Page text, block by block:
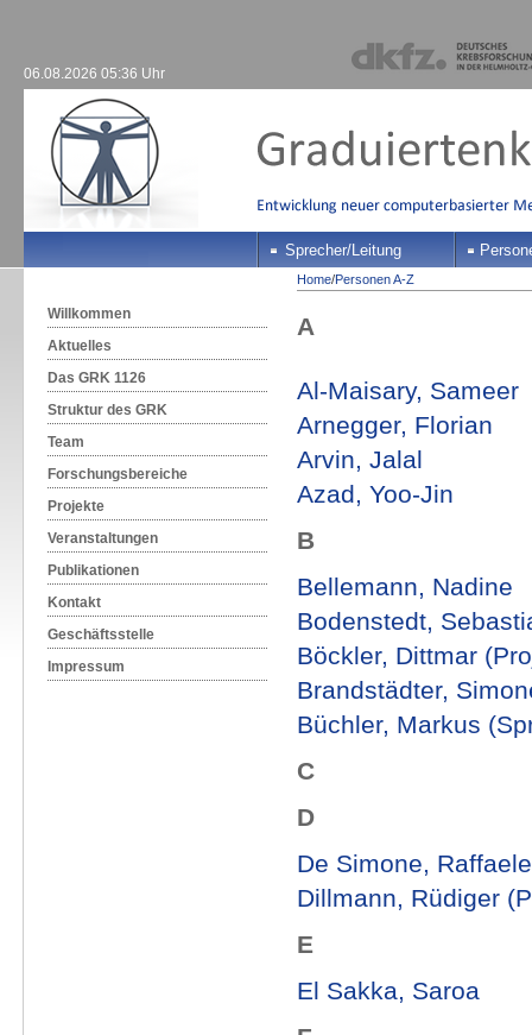
06.08.2026 05:36 Uhr
Sprecher/Leitung
Willkommen
Aktuelles
Das GRK 1126
Struktur des GRK
Team
Forschungsbereiche
Projekte
Veranstaltungen
Publikationen
Kontakt
Geschäftsstelle
Impressum
Home/Personen A-Z
A
Al-Maisary, Sameer
Arnegger, Florian
Arvin, Jalal
Azad, Yoo-Jin
B
Bellemann, Nadine
Bodenstedt,
Böckler, Dittmar
Brandstädter,
Büchler, Markus
C
D
De Simone,
Dillmann, Rüdiger
E
El Sakka, Saroa